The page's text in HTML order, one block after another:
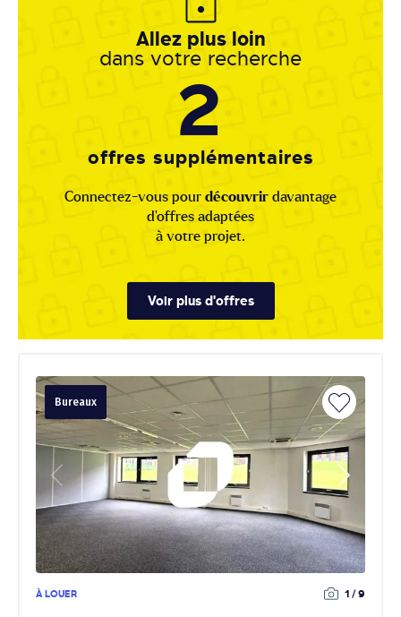
Allez plus loin
dans votre recherche
2
offres supplémentaires
Connectez-vous pour découvrir davantage
d'offres adaptées
à votre projet.
Voir plus d'offres
Bureaux
À LOUER 1 / 9